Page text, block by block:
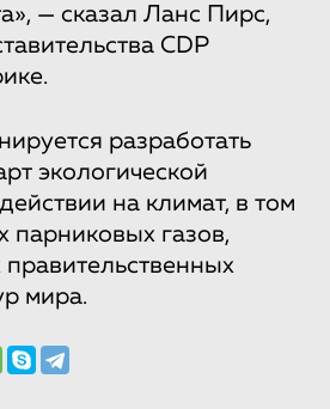
— сказал Ланс Пирс,
CDP
разработать
экологической
на климат, в том
парниковых газов,
мира.